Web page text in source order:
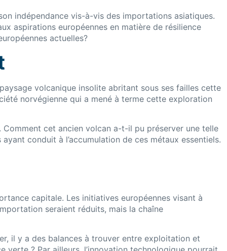
indépendance vis-à-vis des importations asiatiques.
aspirations européennes en matière de résilience
actuelles?
volcanique insolite abritant sous ses failles cette
norvégienne qui a mené à terme cette exploration
cet ancien volcan a-t-il pu préserver une telle
conduit à l’accumulation de ces métaux essentiels.
capitale. Les initiatives européennes visant à
seraient réduits, mais la chaîne
il y a des balances à trouver entre exploitation et